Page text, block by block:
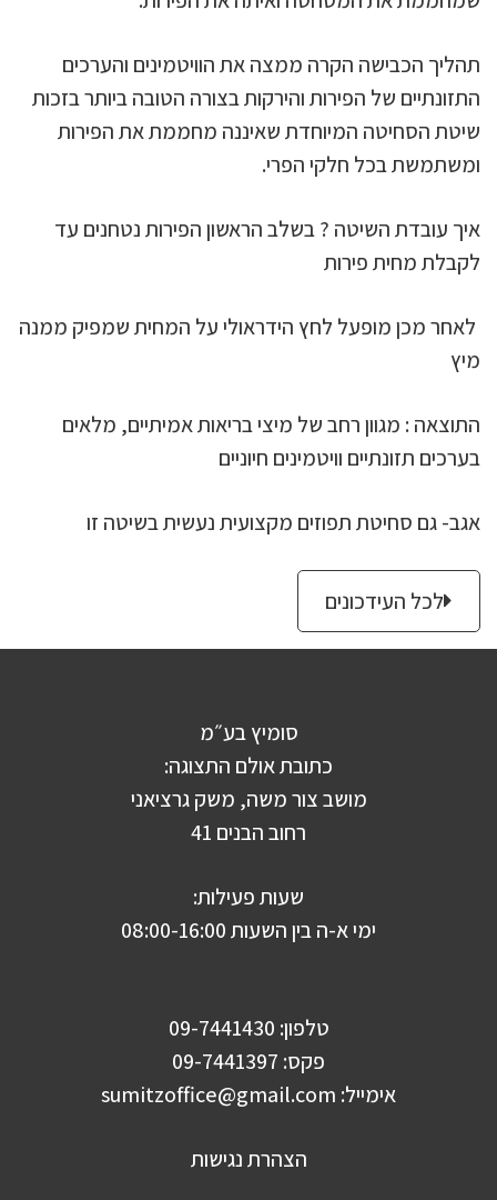
תהליך הכבישה הקרה ממצה את הוויטמינים והערכים
התזונתיים של הפירות והירקות בצורה הטובה ביותר בזכות
שיטת הסחיטה המיוחדת שאיננה מחממת את הפירות
ומשתמשת בכל חלקי הפרי.
איך עובדת השיטה ? בשלב הראשון הפירות נטחנים עד
לקבלת מחית פירות
לאחר מכן מופעל לחץ הידראולי על המחית שמפיק ממנה
מיץ
התוצאה : מגוון רחב של מיצי בריאות אמיתיים, מלאים
בערכים תזונתיים וויטמינים חיוניים
אגב- גם סחיטת תפוזים מקצועית נעשית בשיטה זו
לכל העידכונים
סומיץ בע״מ
כתובת אולם התצוגה:
מושב צור משה, משק גרציאני
רחוב הבנים 41
שעות פעילות:
ימי א-ה בין השעות 08:00-16:00
טלפון: 09-7441430
פקס: 09-7441397
אימייל: sumitzoffice@gmail.com
הצהרת נגישות